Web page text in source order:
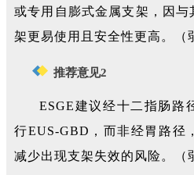
或专用自膨式金属支架，因
架更易使用且安全性更高。（
推荐意见2
ESGE建议经十二指肠路
行EUS-GBD，而非经胃路径
减少出现支架失效的风险。（